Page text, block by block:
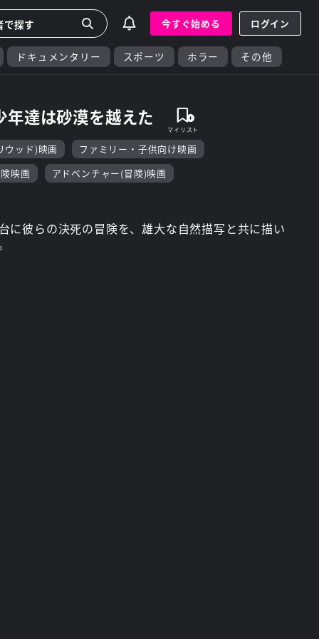
今すぐ始める ログイン
ドキュメンタリー スポーツ ホラー その他
達は砂漠を越えた
ウッド)映画
ファミリー・子供向け映画
映画
アドベンチャー(冒険)映画
に彼らの決死の冒険を、雄大な自然描写と共に描い